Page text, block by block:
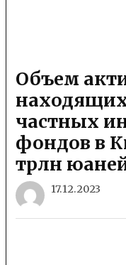
Объем
частных
фондов в
трлн
17.12.2023